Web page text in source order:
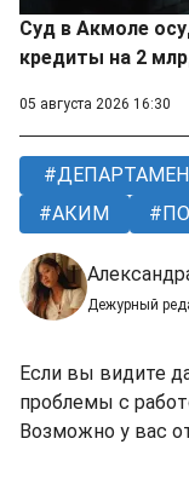
Суд в Акмоле
кредиты на 2
05 августа 2026 16:30
АКИМ
Дежурный
Если вы видите
проблемы с
Возможно у вас